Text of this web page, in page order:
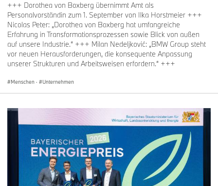
+++ Dorothea von Boxberg übernimmt Amt als
Personalvorständin zum 1. September von Ilka Horstmeier +++
Nicolas Peter: „Dorothea von Boxberg hat umfangreiche
Erfahrung in Transformationsprozessen sowie Blick von außen
auf unsere Industrie.“ +++ Milan Nedeljković: „BMW Group steht
vor neuen Herausforderungen, die konsequente Anpassung
unserer Strukturen und Arbeitsweisen erfordern.“ +++
Menschen · Unternehmen